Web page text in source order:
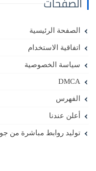
الصفحة الرئيسية
اتفاقية الاستخدام
سياسة الخصوصية
DMCA
الفهرس
أعلن عندنا
توليد روابط مباشرة من